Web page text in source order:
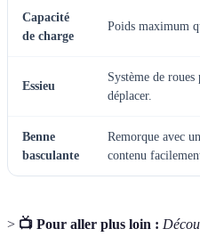
Capacité
de charge
Poids maximum
Essieu
Système de
déplacer.
Benne
basculante
Remorque avec
contenu
> 📺 Pour aller plus loin :